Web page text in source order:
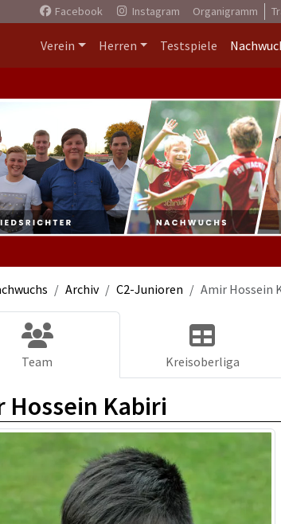
Facebook Instagram Organigramm
Verein Herren Testspiele
Archiv C2-Junioren Amir Hossein
Team Kreisoberliga
Hossein Kabiri